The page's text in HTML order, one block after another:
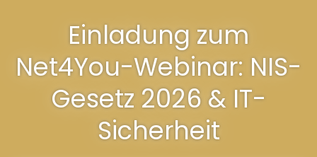
Einladung zum
Net4You-Webinar: NIS-
Gesetz 2026 & IT-
Sicherheit